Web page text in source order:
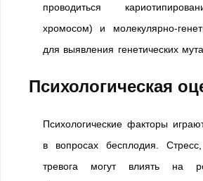
проводиться
хромосом) и молекулярно-
для выявления генетических
Психологическая
Психологические факторы
в вопросах бесплодия.
тревога могут влиять на